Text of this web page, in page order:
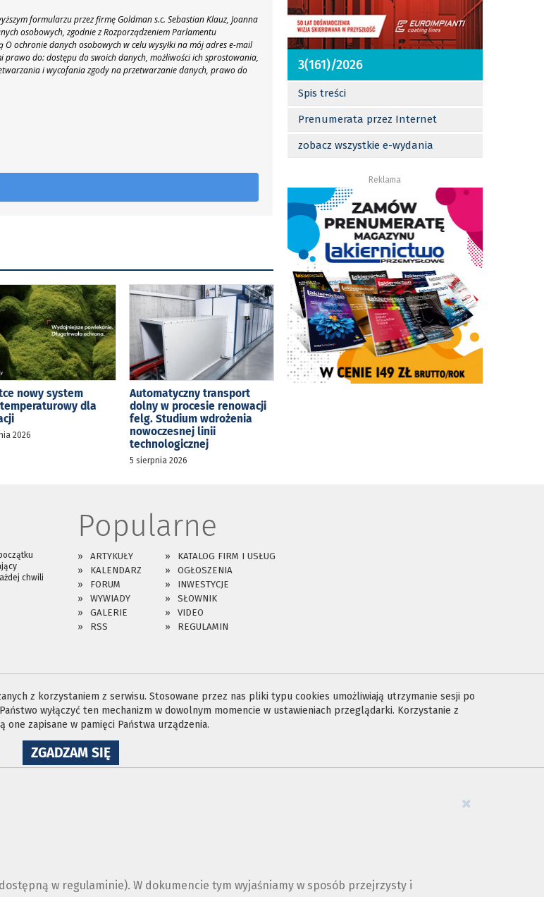
formularzu przez firmę Goldman s.c. Sebastian Klauz, Joanna
osobowych, zgodnie z Rozporządzeniem Parlamentu
ochronie danych osobowych w celu wysyłki na mój adres e-mail
prawo do: dostępu do swoich danych, możliwości ich sprostowania,
i wycofania zgody na przetwarzanie danych, prawo do
nowy system
dla
2026
Automatyczny transport
dolny w procesie renowacji
felg. Studium wdrożenia
nowoczesnej linii
technologicznej
5 sierpnia 2026
3(161)/2026
Spis treści
Prenumerata przez Internet
zobacz wszystkie e-wydania
Reklama
chwili
Popularne
ARTYKUŁY
KATALOG FIRM I USŁUG
KALENDARZ
OGŁOSZENIA
FORUM
INWESTYCJE
WYWIADY
SŁOWNIK
GALERIE
VIDEO
RSS
REGULAMIN
z korzystaniem z serwisu. Stosowane przez nas pliki typu cookies umożliwiają utrzymanie sesji po
wyłączyć ten mechanizm w dowolnym momencie w ustawieniach przeglądarki. Korzystanie z
zapisane w pamięci Państwa urządzenia.
ZGADZAM SIĘNA
WYKORZYSTANIE
×
w regulaminie). W dokumencie tym wyjaśniamy w sposób przejrzysty i